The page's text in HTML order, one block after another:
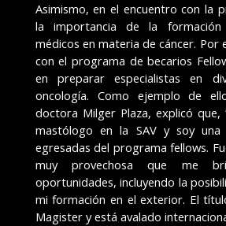
Asimismo, en el encuentro con la
la importancia de la formación
médicos en materia de cáncer. Por
con el programa de becarios
en preparar especialistas en
oncología. Como ejemplo de
doctora Milger Plaza, explicó que,
mastólogo en la SAV y soy
egresadas del programa fellows.
muy provechosa que me
oportunidades, incluyendo la
mi formación en el exterior. El
Magister y está avalado